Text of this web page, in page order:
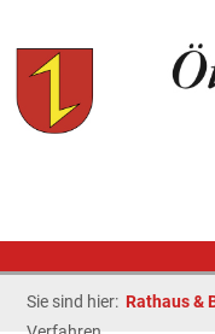
Sie sind hier: Rathaus &